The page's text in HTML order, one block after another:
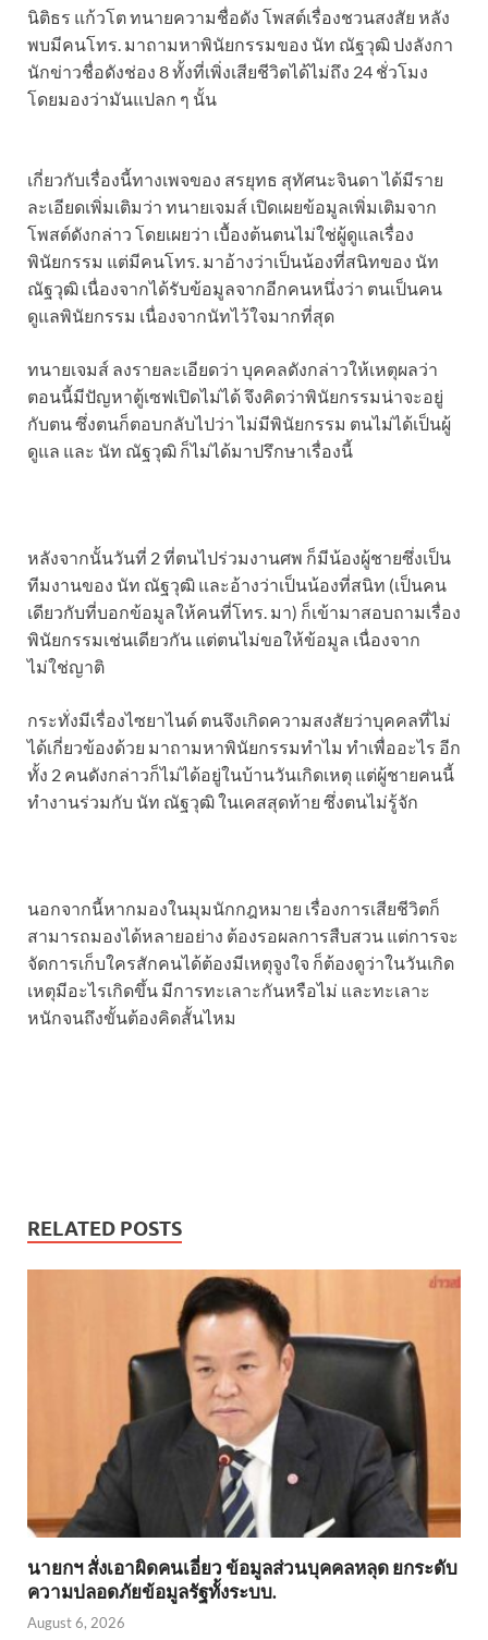
นิติธร แก้วโต ทนายความชื่อดัง โพสต์เรื่องชวนสงสัย หลัง
พบมีคนโทร. มาถามหาพินัยกรรมของ นัท ณัฐวุฒิ ปงลังกา
นักข่าวชื่อดังช่อง 8 ทั้งที่เพิ่งเสียชีวิตได้ไม่ถึง 24 ชั่วโมง
โดยมองว่ามันแปลก ๆ นั้น
เกี่ยวกับเรื่องนี้ทางเพจของ สรยุทธ สุทัศนะจินดา ได้มีราย
ละเอียดเพิ่มเติมว่า ทนายเจมส์ เปิดเผยข้อมูลเพิ่มเติมจาก
โพสต์ดังกล่าว โดยเผยว่า เบื้องต้นตนไม่ใช่ผู้ดูแลเรื่อง
พินัยกรรม แต่มีคนโทร. มาอ้างว่าเป็นน้องที่สนิทของ นัท
ณัฐวุฒิ เนื่องจากได้รับข้อมูลจากอีกคนหนึ่งว่า ตนเป็นคน
ดูแลพินัยกรรม เนื่องจากนัทไว้ใจมากที่สุด
ทนายเจมส์ ลงรายละเอียดว่า บุคคลดังกล่าวให้เหตุผลว่า
ตอนนี้มีปัญหาตู้เซฟเปิดไม่ได้ จึงคิดว่าพินัยกรรมน่าจะอยู่
กับตน ซึ่งตนก็ตอบกลับไปว่า ไม่มีพินัยกรรม ตนไม่ได้เป็นผู้
ดูแล และ นัท ณัฐวุฒิ ก็ไม่ได้มาปรึกษาเรื่องนี้
หลังจากนั้นวันที่ 2 ที่ตนไปร่วมงานศพ ก็มีน้องผู้ชายซึ่งเป็น
ทีมงานของ นัท ณัฐวุฒิ และอ้างว่าเป็นน้องที่สนิท (เป็นคน
เดียวกับที่บอกข้อมูลให้คนที่โทร. มา) ก็เข้ามาสอบถามเรื่อง
พินัยกรรมเช่นเดียวกัน แต่ตนไม่ขอให้ข้อมูล เนื่องจาก
ไม่ใช่ญาติ
กระทั่งมีเรื่องไซยาไนด์ ตนจึงเกิดความสงสัยว่าบุคคลที่ไม่
ได้เกี่ยวข้องด้วย มาถามหาพินัยกรรมทำไม ทำเพื่ออะไร อีก
ทั้ง 2 คนดังกล่าวก็ไม่ได้อยู่ในบ้านวันเกิดเหตุ แต่ผู้ชายคนนี้
ทำงานร่วมกับ นัท ณัฐวุฒิ ในเคสสุดท้าย ซึ่งตนไม่รู้จัก
นอกจากนี้หากมองในมุมนักกฎหมาย เรื่องการเสียชีวิตก็
สามารถมองได้หลายอย่าง ต้องรอผลการสืบสวน แต่การจะ
จัดการเก็บใครสักคนได้ต้องมีเหตุจูงใจ ก็ต้องดูว่าในวันเกิด
เหตุมีอะไรเกิดขึ้น มีการทะเลาะกันหรือไม่ และทะเลาะ
หนักจนถึงขั้นต้องคิดสั้นไหม
RELATED POSTS
นายกฯ สั่งเอาผิดคนเอี่ยว ข้อมูลส่วนบุคคลหลุด ยกระดับ
ความปลอดภัยข้อมูลรัฐทั้งระบบ.
August 6, 2026